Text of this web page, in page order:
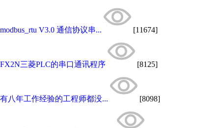
modbus_rtu V3.0 通信协议串... [11674]
FX2N三菱PLC的串口通讯程序 [8125]
有八年工作经验的工程师都没... [8098]